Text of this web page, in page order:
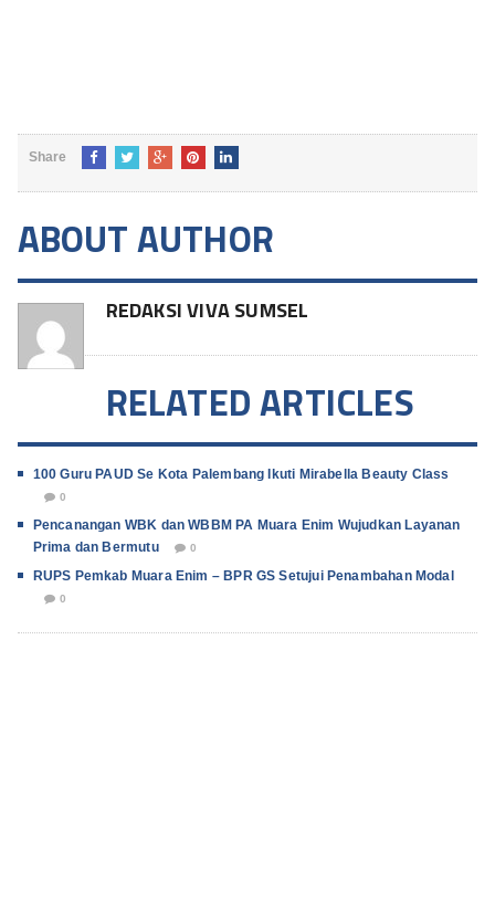
Share
ABOUT AUTHOR
REDAKSI VIVA SUMSEL
RELATED ARTICLES
100 Guru PAUD Se Kota Palembang Ikuti Mirabella Beauty Class
0
Pencanangan WBK dan WBBM PA Muara Enim Wujudkan Layanan
Prima dan Bermutu
0
RUPS Pemkab Muara Enim – BPR GS Setujui Penambahan Modal
0